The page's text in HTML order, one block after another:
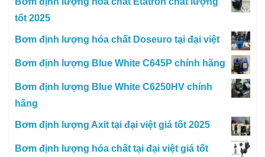
tốt 2025
Bơm định lượng hóa chất Doseuro tại đại việt
Bơm định lượng Blue White C645P chính hãng
Bơm định lượng Blue White C6250HV chính
hãng
Bơm định lượng Axit tại đại việt giá tốt 2025
Bơm định lượng hóa chất tại đại việt giá tốt